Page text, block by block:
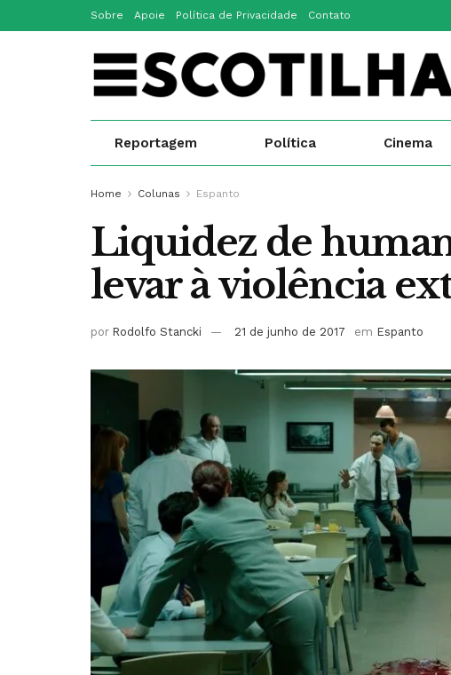
Sobre Apoie Política de Privacidade Contato
Reportagem Política Cinema
Home Colunas Espanto
Liquidez de
levar à violência
por Rodolfo Stancki 21 de junho de 2017 em Espanto